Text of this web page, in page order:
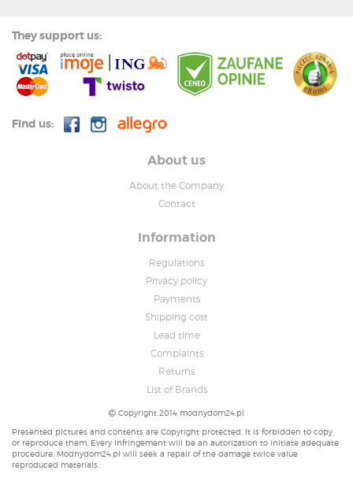
They support us:
Find us:
About us
About the Company
Contact
Information
Regulations
Privacy policy
Payments
Shipping cost
Lead time
Complaints
Returns
List of Brands
Copyright 2014 modnydom24.pl
Presented pictures and contents are Copyright protected. It is forbidden to copy
or reproduce them. Every infringement will be an autorization to initiate adequate
procedure. Modnydom24.pl will seek a repair of the damage twice value
reproduced materials.